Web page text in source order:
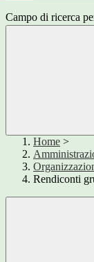
Campo di ricerca
Home >
Rendiconti